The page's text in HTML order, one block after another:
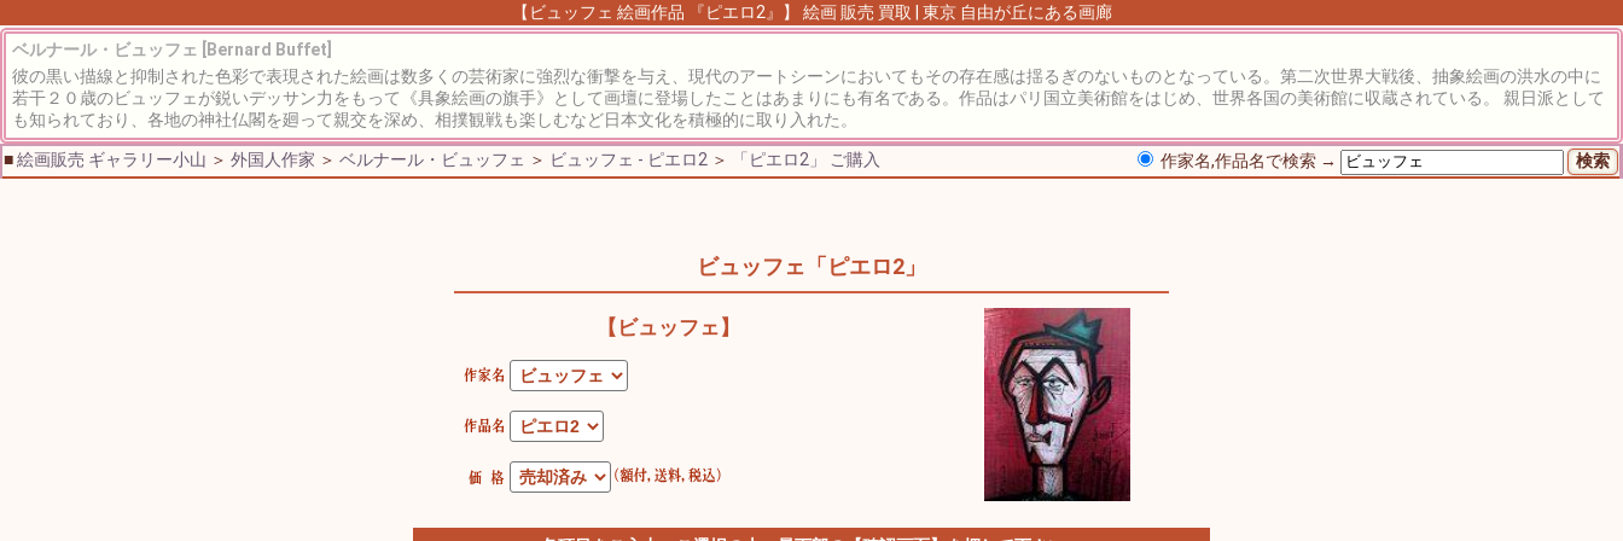
【ビュッフェ 絵画作品 『ピエロ2』】 絵画 販売 買取 | 東京 自由が丘にある画廊
ベルナール・ビュッフェ [Bernard Buffet]
彼の黒い描線と抑制された色彩で表現された絵画は数多くの芸術家に強烈な衝撃を与え、現代のアートシーンにおいてもその存在感は揺るぎのないものとなっている。第二次世界大戦後、抽象絵画の洪水の中に
若干２０歳のビュッフェが鋭いデッサン力をもって《具象絵画の旗手》として画壇に登場したことはあまりにも有名である。作品はパリ国立美術館をはじめ、世界各国の美術館に収蔵されている。 親日派として
も知られており、各地の神社仏閣を廻って親交を深め、相撲観戦も楽しむなど日本文化を積極的に取り入れた。
■絵画販売 ギャラリー小山 ＞ 外国人作家 ＞ ベルナール・ビュッフェ ＞ ビュッフェ - ピエロ2 ＞ 「ピエロ2」 ご購入 作家名,作品名で検索 →
ビュッフェ「ピエロ2」
【ビュッフェ】